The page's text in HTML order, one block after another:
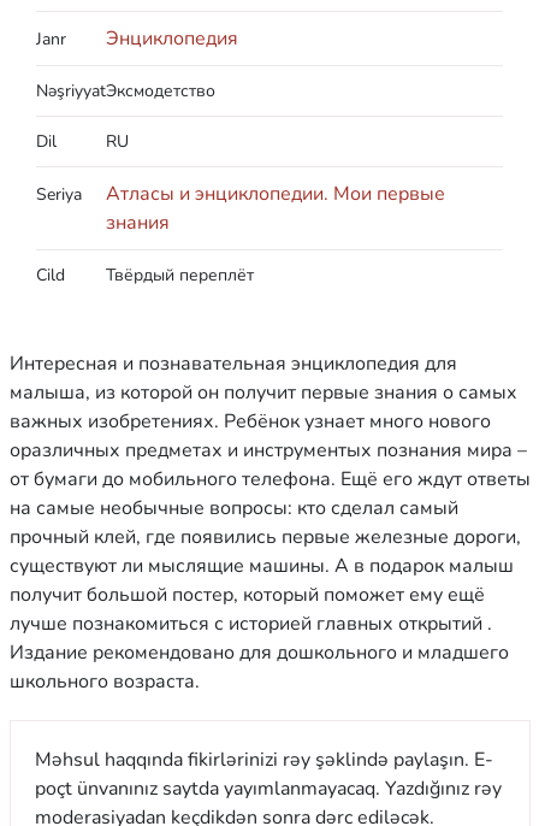
Janr Энциклопедия
NəşriyyatЭксмодетство
Dil RU
Seriya
Атласы и энциклопедии. Мои первые
знания
Cild Твёрдый переплёт
Интересная и познавательная энциклопедия для
малыша, из которой он получит первые знания о самых
важных изобретениях. Ребёнок узнает много нового
оразличных предметах и инструментых познания мира –
от бумаги до мобильного телефона. Ещё его ждут ответы
на самые необычные вопросы: кто сделал самый
прочный клей, где появились первые железные дороги,
существуют ли мыслящие машины. А в подарок малыш
получит большой постер, который поможет ему ещё
лучше познакомиться с историей главных открытий .
Издание рекомендовано для дошкольного и младшего
школьного возраста.
Məhsul haqqında fikirlərinizi rəy şəklində paylaşın. E-
poçt ünvanınız saytda yayımlanmayacaq. Yazdığınız rəy
moderasiyadan keçdikdən sonra dərc ediləcək.